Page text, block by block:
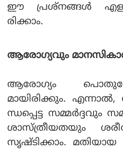
ഈ പ്രശ്‌നങ്ങള്‍
രിക്കാം.
ആരോഗ്യവും
ആരോഗ്യം
മായിരിക്കും.
ന്ധപ്പെട്ട സമ്മര്‍ദ്ദവും
ശാസ്ത്രീയതയും
സൃഷ്ടിക്കാം.